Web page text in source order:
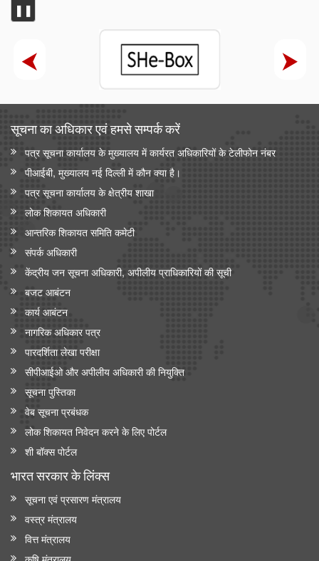
❚❚
सूचना का अधिकार एवं हमसे सम्‍पर्क करें
पत्र सूचना कार्यालय के मुख्यालय में कार्यरत अधिकारियों के टेलीफोन नंबर
पीआईबी, मुख्यालय नई दिल्ली में कौन क्या है।
पत्र सूचना कार्यालय के क्षेत्रीय शाखा
लोक शिकायत अधिकारी
आन्‍तरिक शिकायत समिति कमेटी
संपर्क अधिकारी
केंद्रीय जन सूचना अधिकारी, अपीलीय प्राधिकारियों की सूची
बजट आबंटन
कार्य आबंटन
नागरिक अधिकार पत्र
पारदर्शिता लेखा परीक्षा
सीपीआईओ और अपी‍लीय अधिकारी की नियुक्ति
सूचना पुस्तिका
वेब सूचना प्रबंधक
लोक शिकायत निवेदन करने के लिए पोर्टल
शी बॉक्स पोर्टल
भारत सरकार के लिंक्‍स
सूचना एवं प्रसारण मंत्रालय
वस्त्र मंत्रालय
वित्त मंत्रालय